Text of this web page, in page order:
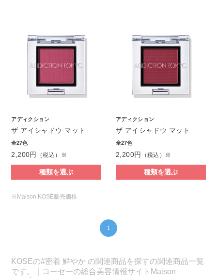
アディクション
ザ アイシャドウ マット
全27色
2,200円 （税込）※
種類を選ぶ
アディクション
ザ アイシャドウ マット
全27色
2,200円 （税込）※
種類を選ぶ
※Maison KOSÉ販売価格
1
KOSEの#密着 鮮やか の関連商品を探すの関連商品一覧
です。｜コーセーの総合美容情報サイトMaison